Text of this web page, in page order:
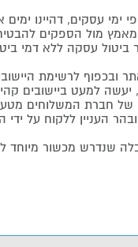
ימי עסקים, דהיינו
מאמץ מול הספקים
עסקה ללא דמי
לרשימת
למעט ביישובים
של חברת המשלוחים
העניין ללקוח על ידי
שנדרש מכשור מיוחד